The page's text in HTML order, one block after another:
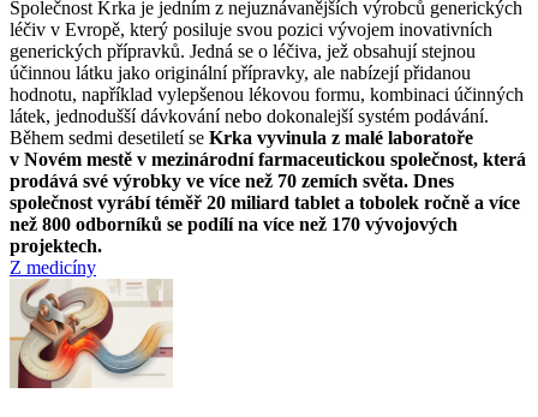
Společnost Krka je jedním z nejuznávanějších výrobců generických
léčiv v Evropě, který posiluje svou pozici vývojem inovativních
generických přípravků. Jedná se o léčiva, jež obsahují stejnou
účinnou látku jako originální přípravky, ale nabízejí přidanou
hodnotu, například vylepšenou lékovou formu, kombinaci účinných
látek, jednodušší dávkování nebo dokonalejší systém podávání.
Během sedmi desetiletí se Krka vyvinula z malé laboratoře
v Novém mestě v mezinárodní farmaceutickou společnost, která
prodává své výrobky ve více než 70 zemích světa. Dnes
společnost vyrábí téměř 20 miliard tablet a tobolek ročně a více
než 800 odborníků se podílí na více než 170 vývojových
projektech.
Z medicíny